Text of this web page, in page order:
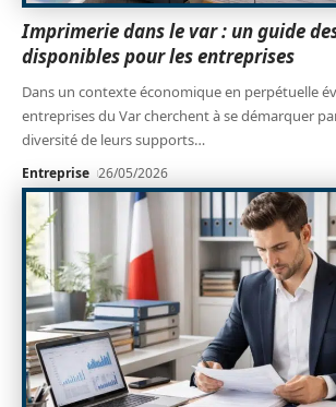
Imprimerie dans le var : un guide
disponibles pour les entreprises
Dans un contexte économique en perpétuelle
entreprises du Var cherchent à se démarquer
diversité de leurs supports…
Entreprise 26/05/2026